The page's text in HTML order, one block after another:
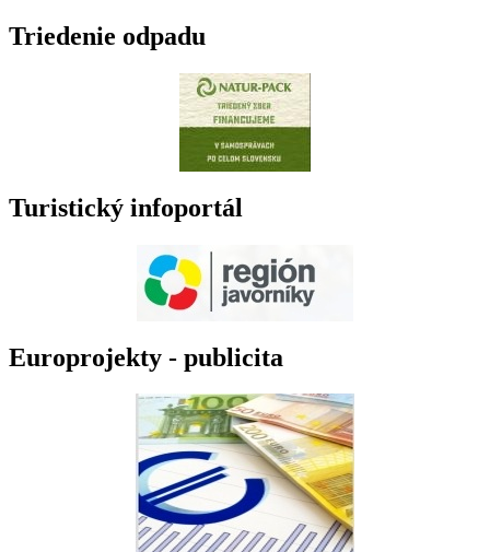
Triedenie odpadu
Turistický infoportál
Europrojekty - publicita